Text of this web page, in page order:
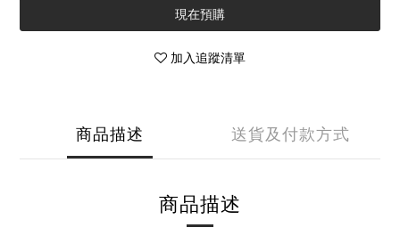
現在預購
加入追蹤清單
商品描述 送貨及付款方式
商品描述